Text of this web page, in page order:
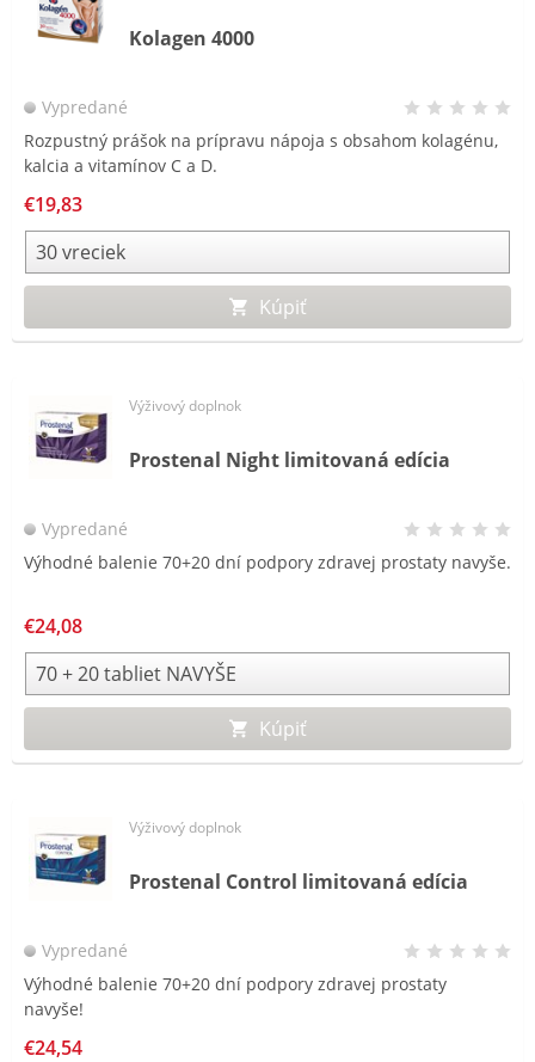
Kolagen 4000
Vypredané
Rozpustný prášok na prípravu nápoja s obsahom kolagénu,
kalcia a vitamínov C a D.
€19,83
Kúpiť
Výživový doplnok
Prostenal Night limitovaná edícia
Vypredané
Výhodné balenie 70+20 dní podpory zdravej prostaty navyše.
€24,08
Kúpiť
Výživový doplnok
Prostenal Control limitovaná edícia
Vypredané
Výhodné balenie 70+20 dní podpory zdravej prostaty
navyše!
€24,54